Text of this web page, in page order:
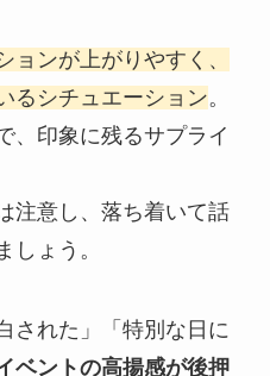
ョンが上がりやすく、
るシチュエーション。
、印象に残るサプライ
注意し、落ち着いて話
しょう。
された」「特別な日に
ベントの高揚感が後押